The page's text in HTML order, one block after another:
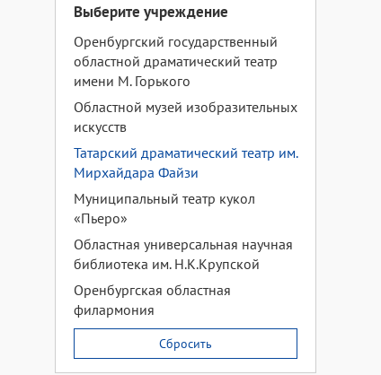
Выберите учреждение
Оренбургский государственный
областной драматический театр
имени М. Горького
Областной музей изобразительных
искусств
Татарский драматический театр им.
Мирхайдара Файзи
Муниципальный театр кукол
«Пьеро»
Областная универсальная научная
библиотека им. Н.К.Крупской
Оренбургская областная
филармония
Сбросить